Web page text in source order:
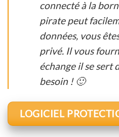
connecté à la
pirate peut
données, vous
privé. Il vous
échange il se sert
besoin ! 🙂
LOGICIEL